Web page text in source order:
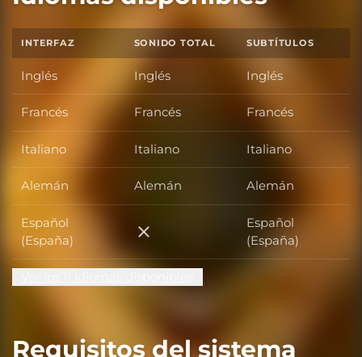
INTERFAZ SONIDO TOTAL SUBTÍTULOS
Inglés Inglés Inglés
Francés Francés Francés
Italiano Italiano Italiano
Alemán Alemán Alemán
Español
(España)
Español (España)
Español
(España)
Requisitos del sistema